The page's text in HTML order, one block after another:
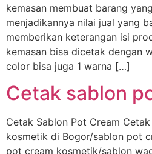
kemasan membuat barang
menjadikannya nilai jual yang
memberikan keterangan isi
kemasan bisa dicetak dengan
color bisa juga 1 warna […]
Cetak sablon
Cetak Sablon Pot Cream
kosmetik di Bogor/sablon pot
pot cream kosmetik/sablon